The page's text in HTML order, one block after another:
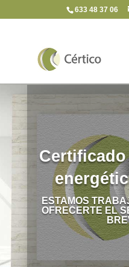
633 48 37 06
ESTAMOS
OFRECERTE EL